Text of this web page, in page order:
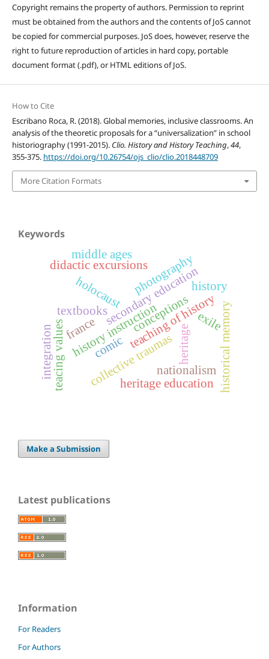
Copyright remains the property of authors. Permission to reprint
must be obtained from the authors and the contents of JoS cannot
be copied for commercial purposes. JoS does, however, reserve the
right to future reproduction of articles in hard copy, portable
document format (.pdf), or HTML editions of JoS.
How to Cite
Escribano Roca, R. (2018). Global memories, inclusive classrooms. An
analysis of the theoretic proposals for a “universalization” in school
historiography (1991-2015). Clio. History and History Teaching,44,
355-375. https://doi.org/10.26754/ojs_clio/clio.2018448709
More Citation Formats
Keywords
secondary education
heritage
conceptions
teaching of history
holocaust
history instruction
photography
teacing values collective traumas historical memory
heritage education
didactic excursions
integration nationalism
textbooks exile
france
middle ages
history
comic
Make a Submission
Latest publications
Information
For Readers
For Authors